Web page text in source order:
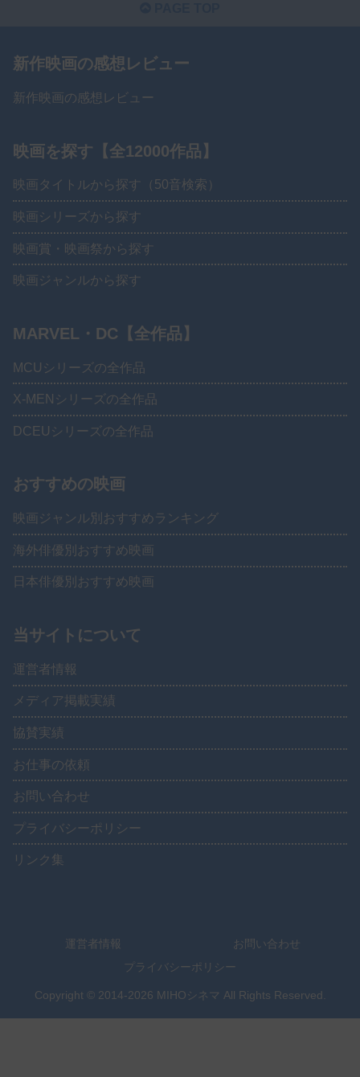
新作映画の感想レビュー
新作映画の感想レビュー
映画を探す【全12000作品】
映画タイトルから探す（50音検索）
映画シリーズから探す
映画賞・映画祭から探す
映画ジャンルから探す
MARVEL・DC【全作品】
MCUシリーズの全作品
X-MENシリーズの全作品
DCEUシリーズの全作品
おすすめの映画
映画ジャンル別おすすめランキング
海外俳優別おすすめ映画
日本俳優別おすすめ映画
当サイトについて
運営者情報
メディア掲載実績
協賛実績
お仕事の依頼
お問い合わせ
プライバシーポリシー
リンク集
運営者情報
お問い合わせ
プライバシーポリシー
Copyright © 2014-2026 MIHOシネマ All Rights Reserved.